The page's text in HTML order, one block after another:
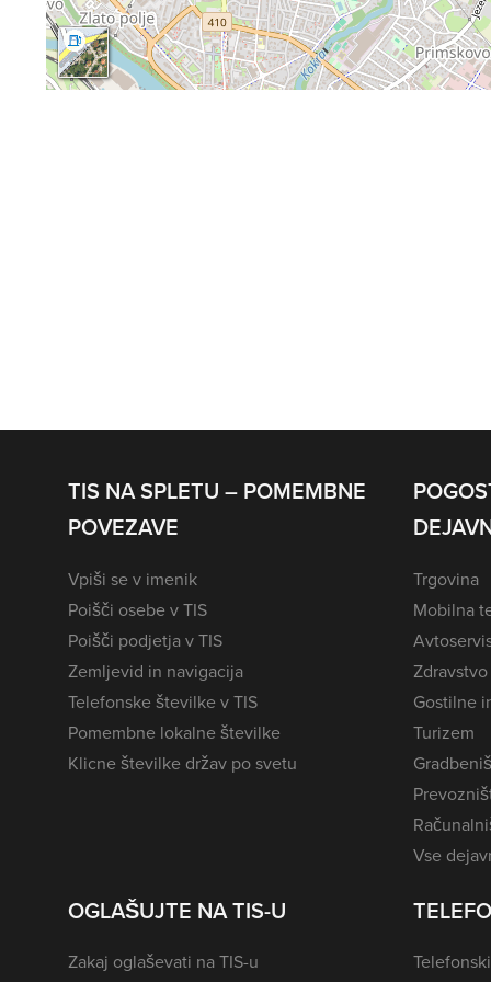
TIS NA SPLETU – POMEMBNE
POVEZAVE
Vpiši se v imenik
Poišči osebe v TIS
Poišči podjetja v TIS
Zemljevid in navigacija
Telefonske številke v TIS
Pomembne lokalne številke
Klicne številke držav po svetu
Trgovina
Mobilna
Zdravstvo
Gostilne
Turizem
Vse
OGLAŠUJTE NA TIS-U
Zakaj oglaševati na TIS-u